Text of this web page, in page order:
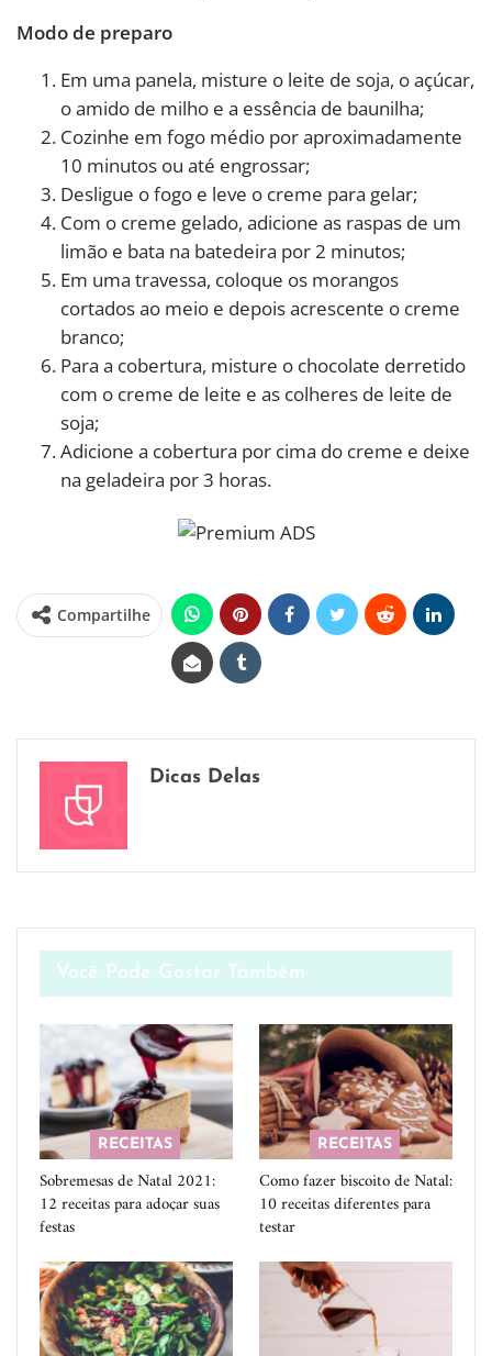
Modo de preparo
Em uma panela, misture o leite de soja, o açúcar,
o amido de milho e a essência de baunilha;
Cozinhe em fogo médio por aproximadamente
10 minutos ou até engrossar;
Desligue o fogo e leve o creme para gelar;
Com o creme gelado, adicione as raspas de um
limão e bata na batedeira por 2 minutos;
Em uma travessa, coloque os morangos
cortados ao meio e depois acrescente o creme
branco;
Para a cobertura, misture o chocolate derretido
com o creme de leite e as colheres de leite de
soja;
Adicione a cobertura por cima do creme e deixe
na geladeira por 3 horas.
Compartilhe
Dicas Delas
Você Pode Gostar Também
RECEITAS
Sobremesas de Natal 2021:
12 receitas para adoçar suas
festas
RECEITAS
Como fazer biscoito de Natal:
10 receitas diferentes para
testar